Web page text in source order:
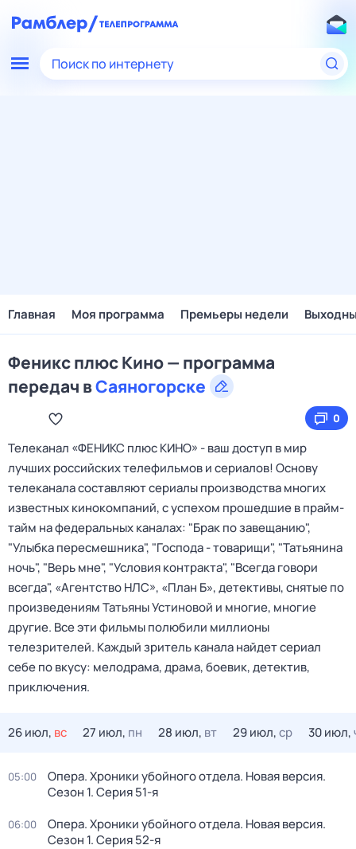
Поиск по интернету
Главная Моя программа Премьеры недели
Феникс плюс Кино — программа
передач вСаяногорске
0
Телеканал «ФЕНИКС плюс КИНО» - ваш доступ в мир
лучших российских телефильмов и сериалов! Основу
телеканала составляют сериалы производства многих
известных кинокомпаний, с успехом прошедшие в прайм-
тайм на федеральных каналах: "Брак по завещанию",
"Улыбка пересмешника", "Господа - товарищи", "Татьянина
ночь", "Верь мне", "Условия контракта", "Всегда говори
всегда", «Агентство НЛС», «План Б», детективы, снятые по
произведениям Татьяны Устиновой и многие, многие
другие. Все эти фильмы полюбили миллионы
телезрителей. Каждый зритель канала найдет сериал
себе по вкусу: мелодрама, драма, боевик, детектив,
приключения.
26 июл, вс 27 июл, пн 28 июл, вт 29 июл,ср 30 июл,
05:00 Опера. Хроники убойного отдела. Новая версия.
Сезон 1. Серия 51-я
06:00 Опера. Хроники убойного отдела. Новая версия.
Сезон 1. Серия 52-я